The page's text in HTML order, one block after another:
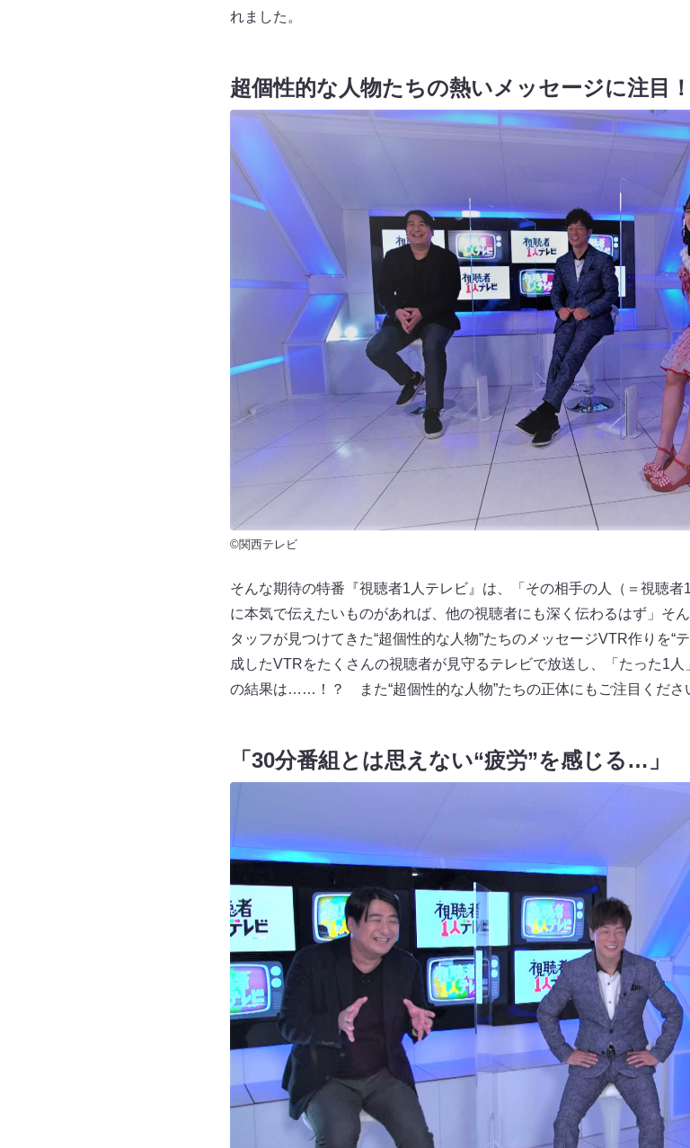
れました。
超個性的な人物たちの熱いメッセージに注目！
©関西テレビ
そんな期待の特番『視聴者1人テレビ』は、「その相手の人（＝視聴
に本気で伝えたいものがあれば、他の視聴者にも深く伝わるはず」そ
タッフが見つけてきた“超個性的な人物”たちのメッセージVTR作りを“
成したVTRをたくさんの視聴者が見守るテレビで放送し、「たった1
の結果は……！？ また“超個性的な人物”たちの正体にもご注目くださ
「30分番組とは思えない“疲労”を感じる…」